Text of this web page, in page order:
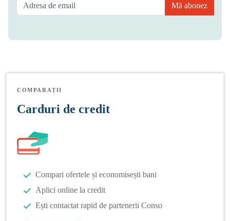
Mă abonez
COMPARAȚII
Carduri de credit
Compari ofertele și economisești bani
Aplici online la credit
Ești contactat rapid de partenerii Conso